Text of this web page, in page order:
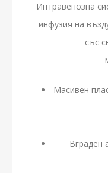
Интравенозна
инфузия на
със
Масивен
Вграден